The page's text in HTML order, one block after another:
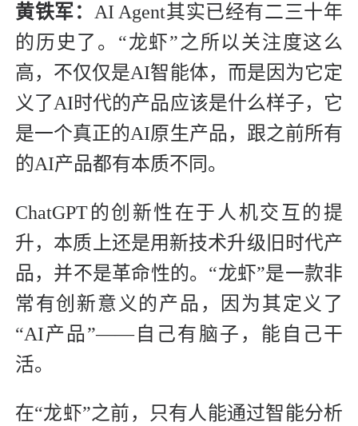
黄铁军： AI Agent其实已经有二三十年
的历史了。“龙虾”之所以关注度这么
高，不仅仅是AI智能体，而是因为它定
义了AI时代的产品应该是什么样子，它
是一个真正的AI原生产品，跟之前所有
的AI产品都有本质不同。
ChatGPT的创新性在于人机交互的提
升，本质上还是用新技术升级旧时代产
品，并不是革命性的。“龙虾”是一款非
常有创新意义的产品，因为其定义了
“AI产品”——自己有脑子，能自己干
活。
在“龙虾”之前，只有人能通过智能分析